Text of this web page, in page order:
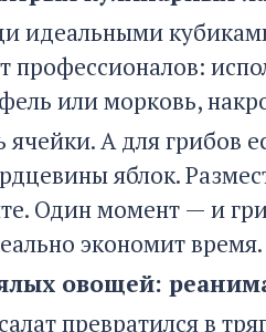
идеальными
профессионалов:
или морковь,
А для грибов
яблок.
Один момент — и
экономит время.
овощей:
превратился в